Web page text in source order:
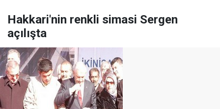
Hakkari'nin renkli simasi Sergen
açılışta